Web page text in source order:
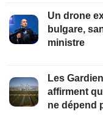
Un drone
bulgare,
ministre
Les
affirment
ne dépend